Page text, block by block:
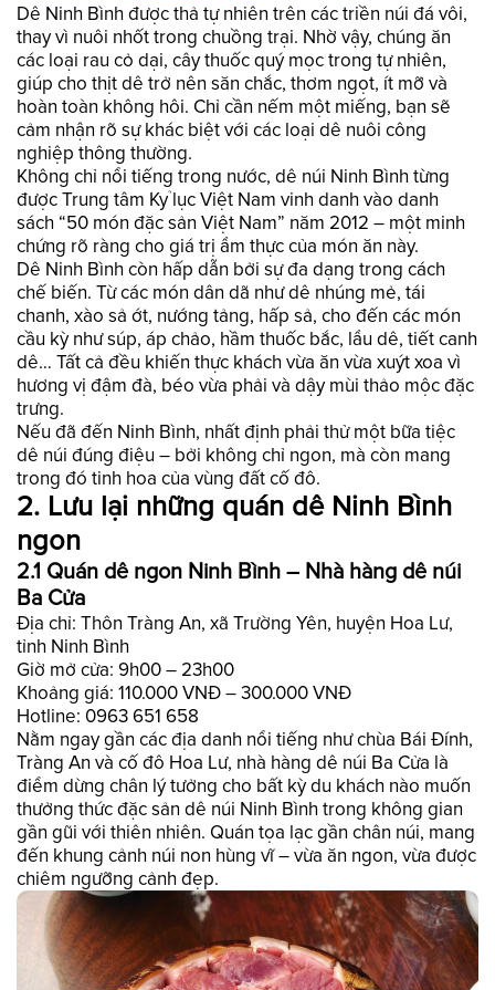
Dê Ninh Bình được thả tự nhiên trên các triền núi đá vôi,
thay vì nuôi nhốt trong chuồng trại. Nhờ vậy, chúng ăn
các loại rau cỏ dại, cây thuốc quý mọc trong tự nhiên,
giúp cho thịt dê trở nên săn chắc, thơm ngọt, ít mỡ và
hoàn toàn không hôi. Chỉ cần nếm một miếng, bạn sẽ
cảm nhận rõ sự khác biệt với các loại dê nuôi công
nghiệp thông thường.
Không chỉ nổi tiếng trong nước, dê núi Ninh Bình từng
được Trung tâm Kỷ lục Việt Nam vinh danh vào danh
sách “50 món đặc sản Việt Nam” năm 2012 – một minh
chứng rõ ràng cho giá trị ẩm thực của món ăn này.
Dê Ninh Bình còn hấp dẫn bởi sự đa dạng trong cách
chế biến. Từ các món dân dã như dê nhúng mẻ, tái
chanh, xào sả ớt, nướng tảng, hấp sả, cho đến các món
cầu kỳ như súp, áp chảo, hầm thuốc bắc, lẩu dê, tiết canh
dê… Tất cả đều khiến thực khách vừa ăn vừa xuýt xoa vì
hương vị đậm đà, béo vừa phải và dậy mùi thảo mộc đặc
trưng.
Nếu đã đến Ninh Bình, nhất định phải thử một bữa tiệc
dê núi đúng điệu – bởi không chỉ ngon, mà còn mang
trong đó tinh hoa của vùng đất cố đô.
2. Lưu lại những quán dê Ninh Bình
ngon
2.1 Quán dê ngon Ninh Bình – Nhà hàng dê núi
Ba Cửa
Địa chỉ: Thôn Tràng An, xã Trường Yên, huyện Hoa Lư,
tỉnh Ninh Bình
Giờ mở cửa: 9h00 – 23h00
Khoảng giá: 110.000 VNĐ – 300.000 VNĐ
Hotline: 0963 651 658
Nằm ngay gần các địa danh nổi tiếng như chùa Bái Đính,
Tràng An và cố đô Hoa Lư, nhà hàng dê núi Ba Cửa là
điểm dừng chân lý tưởng cho bất kỳ du khách nào muốn
thưởng thức đặc sản dê núi Ninh Bình trong không gian
gần gũi với thiên nhiên. Quán tọa lạc gần chân núi, mang
đến khung cảnh núi non hùng vĩ – vừa ăn ngon, vừa được
chiêm ngưỡng cảnh đẹp.